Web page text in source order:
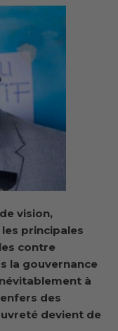
vision,
les principales
contre
la gouvernance
à
des
devient de